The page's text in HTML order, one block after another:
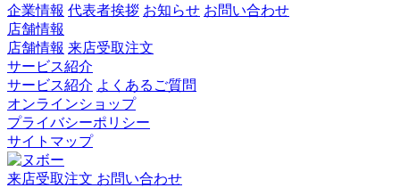
企業情報 代表者挨拶 お知らせ お問い合わせ
店舗情報
店舗情報 来店受取注文
サービス紹介
サービス紹介 よくあるご質問
オンラインショップ
プライバシーポリシー
サイトマップ
来店受取注文 お問い合わせ